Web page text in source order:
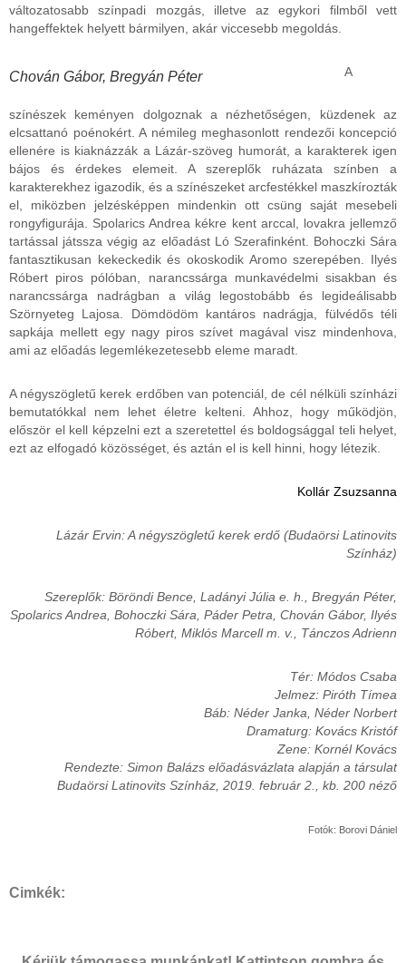
változatosabb színpadi mozgás, illetve az egykori filmből vett
hangeffektek helyett bármilyen, akár viccesebb megoldás.
Chován Gábor, Bregyán Péter A
színészek keményen dolgoznak a nézhetőségen, küzdenek az
elcsattanó poénokért. A némileg meghasonlott rendezői koncepció
ellenére is kiaknázzák a Lázár-szöveg humorát, a karakterek igen
bájos és érdekes elemeit. A szereplők ruházata színben a
karakterekhez igazodik, és a színészeket arcfestékkel maszkírozták
el, miközben jelzésképpen mindenkin ott csüng saját mesebeli
rongyfigurája. Spolarics Andrea kékre kent arccal, lovakra jellemző
tartással játssza végig az előadást Ló Szerafinként. Bohoczki Sára
fantasztikusan kekeckedik és okoskodik Aromo szerepében. Ilyés
Róbert piros pólóban, narancssárga munkavédelmi sisakban és
narancssárga nadrágban a világ legostobább és legideálisabb
Szörnyeteg Lajosa. Dömdödöm kantáros nadrágja, fülvédős téli
sapkája mellett egy nagy piros szívet magával visz mindenhova,
ami az előadás legemlékezetesebb eleme maradt.
A négyszögletű kerek erdőben van potenciál, de cél nélküli színházi
bemutatókkal nem lehet életre kelteni. Ahhoz, hogy működjön,
először el kell képzelni ezt a szeretettel és boldogsággal teli helyet,
ezt az elfogadó közösséget, és aztán el is kell hinni, hogy létezik.
Kollár Zsuzsanna
Lázár Ervin: A négyszögletű kerek erdő (Budaörsi Latinovits
Színház)
Szereplők: Böröndi Bence, Ladányi Júlia e. h., Bregyán Péter,
Spolarics Andrea, Bohoczki Sára, Páder Petra, Chován Gábor, Ilyés
Róbert, Miklós Marcell m. v., Tánczos Adrienn
Tér: Módos Csaba
Jelmez: Piróth Tímea
Báb: Néder Janka, Néder Norbert
Dramaturg: Kovács Kristóf
Zene: Kornél Kovács
Rendezte: Simon Balázs előadásvázlata alapján a társulat
Budaörsi Latinovits Színház, 2019. február 2., kb. 200 néző
Fotók: Borovi Dániel
Cimkék: